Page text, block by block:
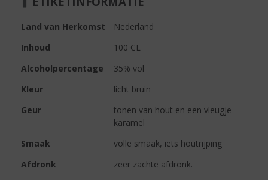
Land van Herkomst
Nederland
Inhoud
100 CL
Alcoholpercentage
35% vol
Kleur
licht bruin
Geur
tonen van hout en een vleugje
karamel
Smaak
volle smaak, iets houtrijping
Afdronk
zeer zachte afdronk.